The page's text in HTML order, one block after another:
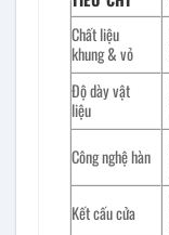
Chất liệu
khung & vỏ
Độ dày vật
liệu
Công nghệ hàn
Kết cấu cửa